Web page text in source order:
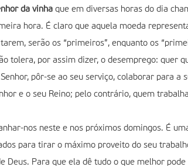
da vinha que em diversas horas do dia
hora. É claro que aquela moeda
serão os “primeiros”, enquanto os
tolera, por assim dizer, o desemprego: quer
pôr-se ao seu serviço, colaborar para
e o seu Reino; pelo contrário, quem
nos neste e nos próximos domingos. É
para tirar o máximo proveito do seu
Deus. Para que ela dê tudo o que melhor